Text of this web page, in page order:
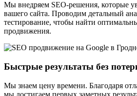
Мы внедряем SEO-решения, которые
вашего сайта. Проводим детальный
тестирование, чтобы найти
продвижения.
Быстрые результаты без
Мы знаем цену времени. Благодаря
мы достигаем первых заметных